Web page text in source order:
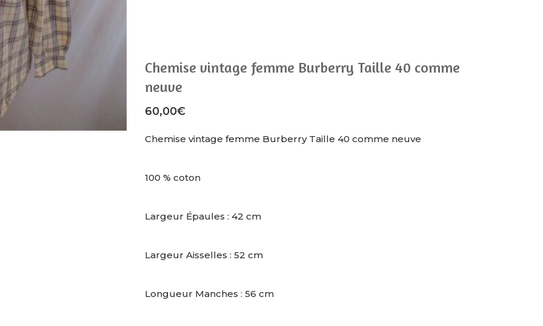
Chemise vintage femme Burberry Taille 40 comme
neuve
60,00€
Chemise vintage femme Burberry Taille 40 comme neuve
100 % coton
Largeur Épaules : 42 cm
Largeur Aisselles : 52 cm
Longueur Manches : 56 cm